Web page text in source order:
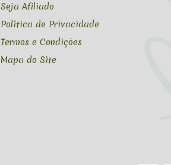
Seja Afiliado
Política de Privacidade
Termos e Condições
Mapa do Site